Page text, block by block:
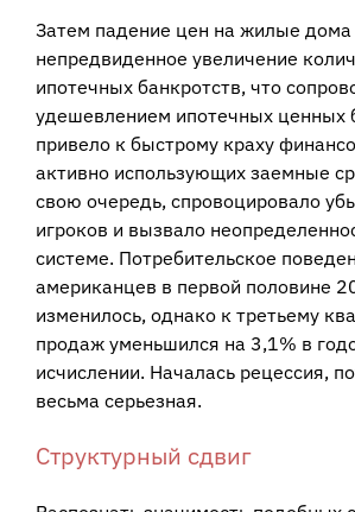
Затем падение цен на жилые
непредвиденное увеличение
ипотечных банкротств, что
удешевлением ипотечных ценных
привело к быстрому краху
активно использующих заемные
свою очередь, спровоцировало
игроков и вызвало
системе. Потребительское
американцев в первой половине
изменилось, однако к третьему
продаж уменьшился на 3,1% в
исчислении. Началась рецессия,
весьма серьезная.
Структурный сдвиг